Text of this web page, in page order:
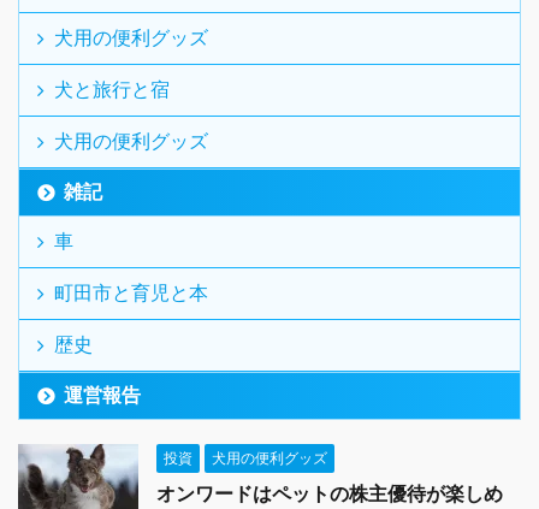
犬用の便利グッズ
犬と旅行と宿
犬用の便利グッズ
雑記
車
町田市と育児と本
歴史
運営報告
投資 犬用の便利グッズ
オンワードはペットの株主優待が楽しめ